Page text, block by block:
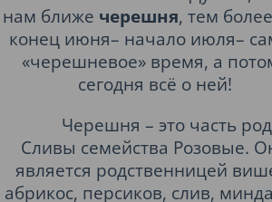
нам ближе черешня, тем
конец июня– начало июля–
«черешневое» время, а
сегодня всё о ней!
Черешня – это часть
Сливы семейства Розовые.
является родственницей
абрикос, персиков, слив,